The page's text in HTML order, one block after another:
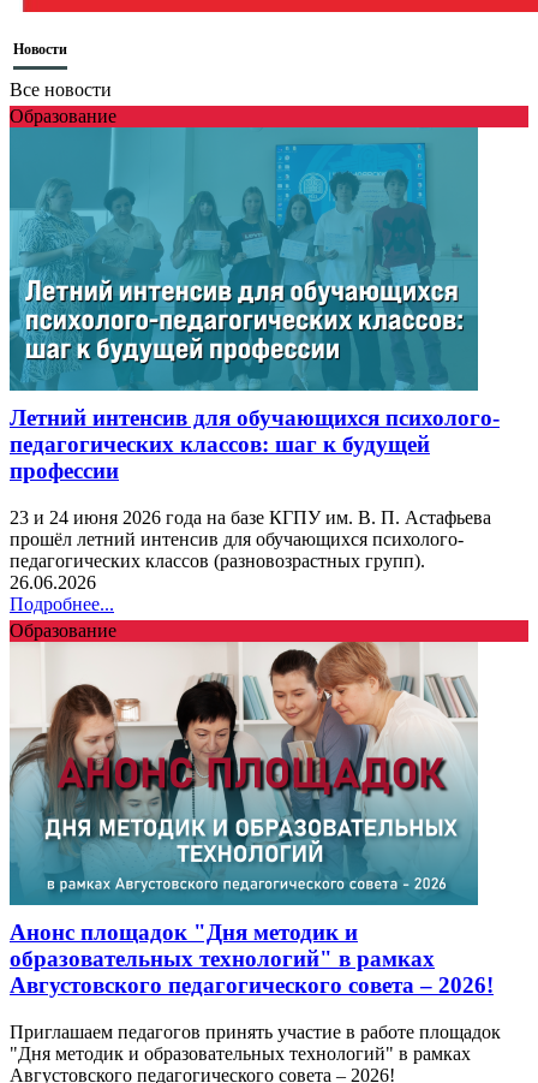
Новости
Все новости
Образование
Летний интенсив для обучающихся психолого-
педагогических классов: шаг к будущей
профессии
23 и 24 июня 2026 года на базе КГПУ им. В. П. Астафьева
прошёл летний интенсив для обучающихся психолого-
педагогических классов (разновозрастных групп).
26.06.2026
Подробнее...
Образование
Анонс площадок "Дня методик и
образовательных технологий" в рамках
Августовского педагогического совета – 2026!
Приглашаем педагогов принять участие в работе площадок
"Дня методик и образовательных технологий" в рамках
Августовского педагогического совета – 2026!